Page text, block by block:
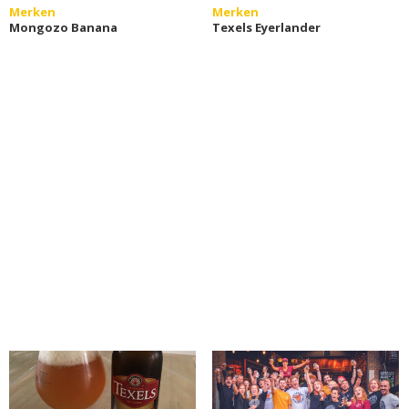
Merken
Mongozo Banana
Merken
Texels Eyerlander